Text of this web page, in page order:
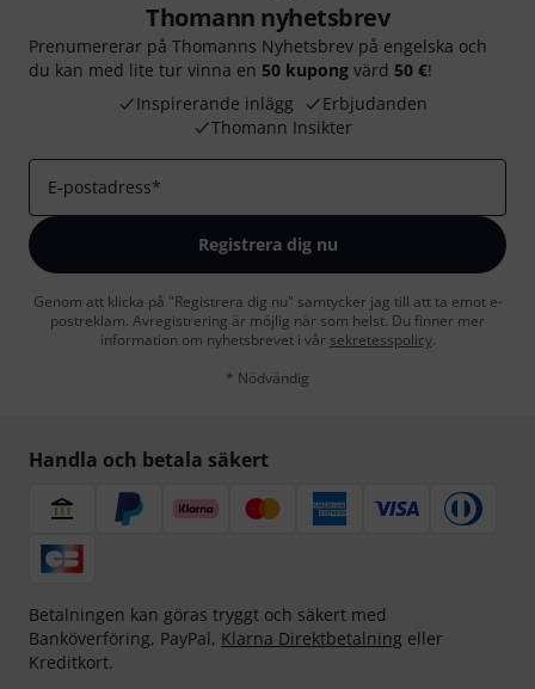
Thomann nyhetsbrev
Prenumererar på Thomanns Nyhetsbrev på engelska och
du kan med lite tur vinna en 50 kupong värd 50 €!
Inspirerande inlägg
Erbjudanden
Thomann Insikter
E-postadress*
Registrera dig nu
Genom att klicka på "Registrera dig nu" samtycker jag till att ta emot e-
postreklam. Avregistrering är möjlig när som helst. Du finner mer
information om nyhetsbrevet i vår sekretesspolicy.
* Nödvändig
Handla och betala säkert
Betalningen kan göras tryggt och säkert med
Banköverföring, PayPal, Klarna Direktbetalning eller
Kreditkort.